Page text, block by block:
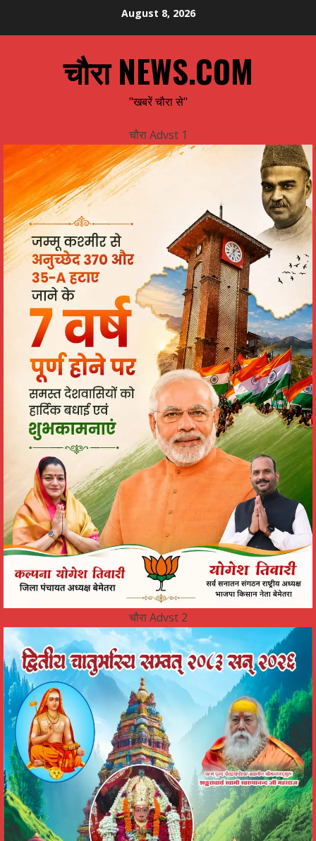
August 8, 2026
चौरा NEWS.COM
"खबरें चौरा से"
चौरा Advst 1
चौरा Advst 2